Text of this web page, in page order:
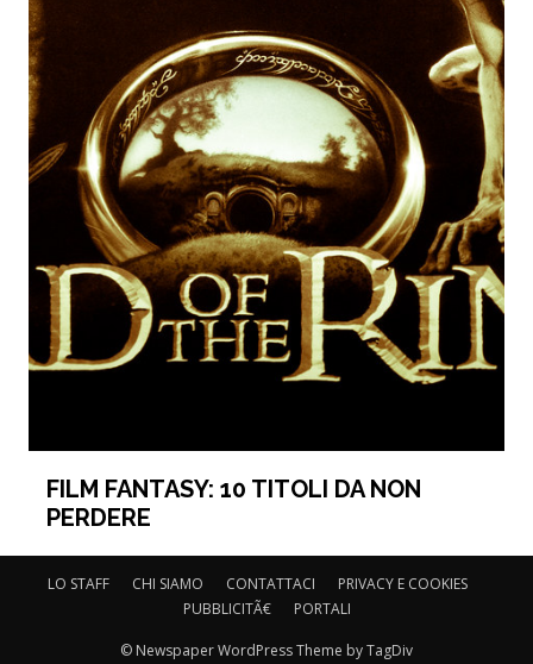
FILM FANTASY: 10 TITOLI DA NON
PERDERE
LO STAFF CHI SIAMO CONTATTACI
PRIVACY E COOKIES
PUBBLICITÃ€
PORTALI
© Newspaper WordPress Theme by TagDiv